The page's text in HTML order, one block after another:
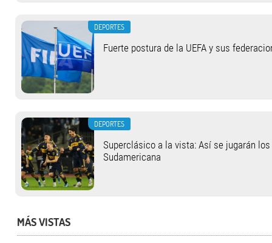
DEPORTES
Fuerte postura de la UEFA y sus
DEPORTES
Superclásico a la vista: Así se jugarán
Sudamericana
MÁS VISTAS